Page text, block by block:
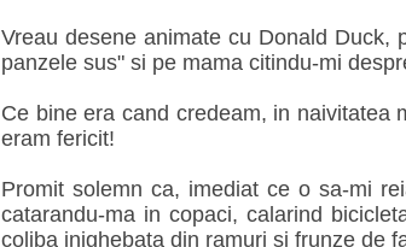
Vreau desene animate cu Donald Duck,
panzele sus" si pe mama citindu-mi
Ce bine era cand credeam, in naivitatea
eram fericit!
Promit solemn ca, imediat ce o sa-mi
catarandu-ma in copaci, calarind
coliba injghebata din ramuri si frunze de